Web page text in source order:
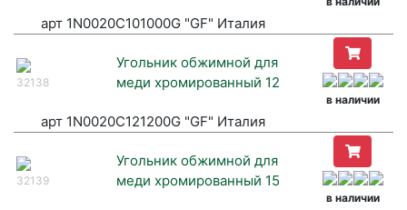
арт 1N0020C101000G "GF" Италия
32138
Угольник обжимной для
меди хромированный 12
в наличии
арт 1N0020C121200G "GF" Италия
32139
Угольник обжимной для
меди хромированный 15
в наличии